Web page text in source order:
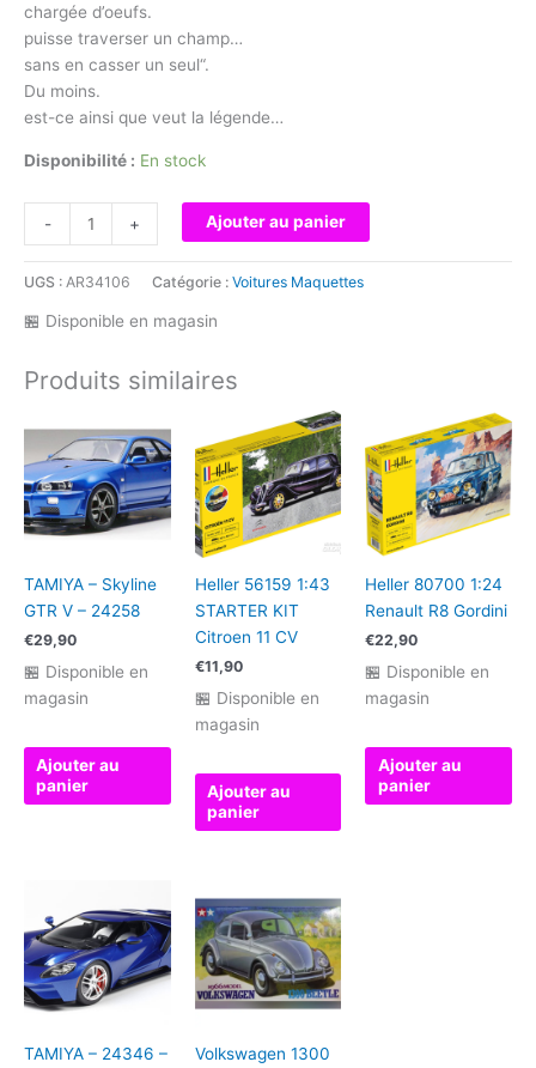
chargée d’oeufs.
puisse traverser un champ…
sans en casser un seul“.
Du moins.
est-ce ainsi que veut la légende…
Disponibilité : En stock
-
de
Heller
56766
1:24
KIT
2CV
Charleston
+ Ajouter au panier
UGS : AR34106 Catégorie : Voitures Maquettes
🏪 Disponible en magasin
Produits similaires
TAMIYA – Skyline
GTR V – 24258
€29,90
🏪 Disponible en
magasin
Ajouter au
panier
Heller 56159 1:43
STARTER KIT
Citroen 11 CV
€11,90
🏪 Disponible en
magasin
Ajouter au
panier
Heller 80700 1:24
Renault R8 Gordini
€22,90
🏪 Disponible en
magasin
Ajouter au
panier
TAMIYA – 24346 –
Volkswagen 1300